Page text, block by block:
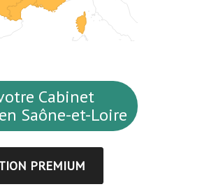
Cabinet
Saône-et-Loire
PREMIUM